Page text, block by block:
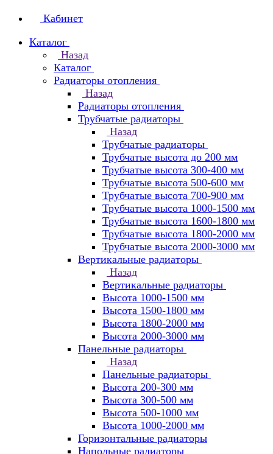
Кабинет
Каталог
Назад
Каталог
Радиаторы отопления
Назад
Радиаторы отопления
Трубчатые радиаторы
Назад
Трубчатые радиаторы
Трубчатые высота до 200 мм
Трубчатые высота 300-400 мм
Трубчатые высота 500-600 мм
Трубчатые высота 700-900 мм
Трубчатые высота 1000-1500 мм
Трубчатые высота 1600-1800 мм
Трубчатые высота 1800-2000 мм
Трубчатые высота 2000-3000 мм
Вертикальные радиаторы
Назад
Вертикальные радиаторы
Высота 1000-1500 мм
Высота 1500-1800 мм
Высота 1800-2000 мм
Высота 2000-3000 мм
Панельные радиаторы
Назад
Панельные радиаторы
Высота 200-300 мм
Высота 300-500 мм
Высота 500-1000 мм
Высота 1000-2000 мм
Горизонтальные радиаторы
Напольные радиаторы